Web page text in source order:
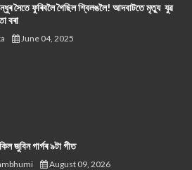
সৈতে ফুৰিবলৈ গৈছিল শ্বিলঙলৈ! আদবাটতে মৃত্যু যুৱ
বৰা
June 04, 2025
জুবিন গাৰ্গৰ ৯টা গীত
August 09, 2026